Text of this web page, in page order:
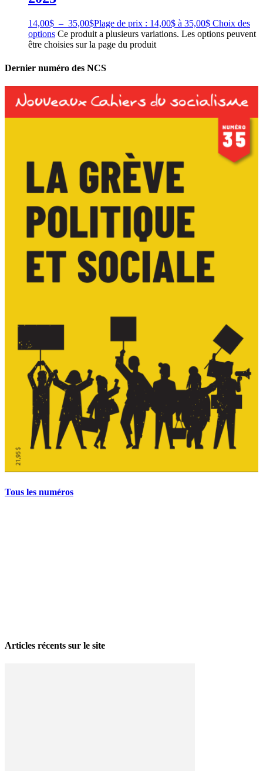
14,00$ – 35,00$Plage de prix : 14,00$ à 35,00$ Choix des
options Ce produit a plusieurs variations. Les options peuvent
être choisies sur la page du produit
Dernier numéro des NCS
Tous les numéros
Articles récents sur le site